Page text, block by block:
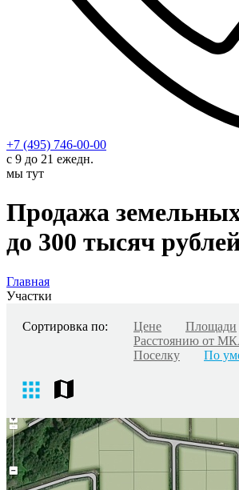
+7 (495) 746-00-00
с 9 до 21 ежедн.
мы тут
Продажа
до 300 тысяч
Главная
Участки
Сортировка по: Цене
Площади
Расстоянию от
Поселку
По